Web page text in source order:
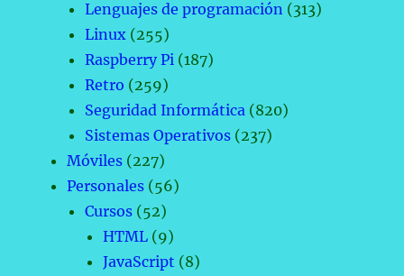
Lenguajes de programación (313)
Linux (255)
Raspberry Pi (187)
Retro (259)
Seguridad Informática (820)
Sistemas Operativos (237)
Móviles (227)
Personales (56)
Cursos (52)
HTML (9)
JavaScript (8)